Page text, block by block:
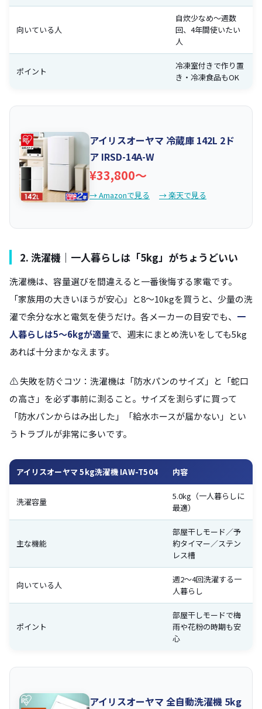
向いている人
自炊少なめ〜週数
回、4年間使いたい
人
ポイント
冷凍室付きで作り置
き・冷凍食品もOK
アイリスオーヤマ 冷蔵庫 142L 2ド
ア IRSD-14A-W
¥33,800〜
→ Amazonで見る → 楽天で見る
2. 洗濯機｜一人暮らしは「5kg」がちょうどいい
洗濯機は、容量選びを間違えると一番後悔する家電です。
「家族用の大きいほうが安心」と8〜10kgを買うと、少量の洗
濯で余分な水と電気を使うだけ。各メーカーの目安でも、 一
人暮らしは5〜6kgが適量で、週末にまとめ洗いをしても5kg
あれば十分まかなえます。
⚠️ 失敗を防ぐコツ：洗濯機は「防水パンのサイズ」と「蛇口
の高さ」を必ず事前に測ること。サイズを測らずに買って
「防水パンからはみ出した」「給水ホースが届かない」とい
うトラブルが非常に多いです。
アイリスオーヤマ 5kg洗濯機 IAW-T504 内容
洗濯容量
5.0kg（一人暮らしに
最適）
主な機能
部屋干しモード／予
約タイマー／ステン
レス槽
向いている人
週2〜4回洗濯する一
人暮らし
ポイント
部屋干しモードで梅
雨や花粉の時期も安
心
アイリスオーヤマ 全自動洗濯機 5kg